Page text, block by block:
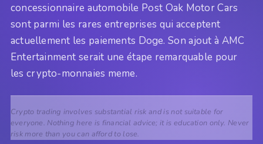
concessionnaire automobile Post Oak Motor Cars
sont parmi les rares entreprises qui acceptent
actuellement les paiements Doge. Son ajout à AMC
Entertainment serait une étape remarquable pour
les crypto-monnaies meme.
Crypto trading involves substantial risk and is not suitable for
everyone. Nothing here is financial advice; it is education only. Never
risk more than you can afford to lose.